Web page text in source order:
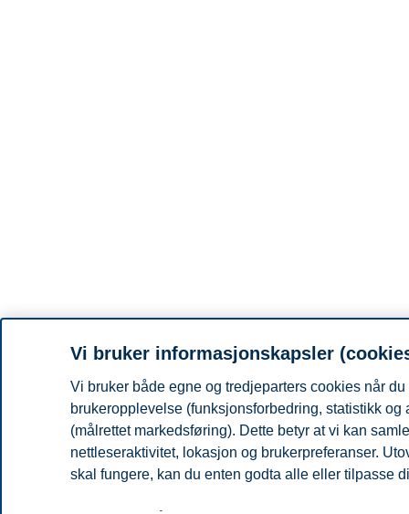
Vi bruker informasjonskapsler
Vi bruker både egne og tredjeparters cookies når
brukeropplevelse (funksjonsforbedring, statistikk
(målrettet markedsføring). Dette betyr at vi kan
nettleseraktivitet, lokasjon og brukerpreferanser.
skal fungere, kan du enten godta alle eller tilpasse